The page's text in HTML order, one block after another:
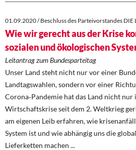
01.09.2020 / Beschluss des Parteivorstandes DIE
Wie wir gerecht aus der Krise
sozialen und ökologischen
Leitantrag zum Bundesparteitag
Unser Land steht nicht nur vor einer
Landtagswahlen, sondern vor einer
Corona‐Pandemie hat das Land nicht nur
Wirtschaftskrise seit dem 2. Weltkrieg
am eigenen Leib erfahren, wie
System ist und wie abhängig uns die
Lieferketten machen ...